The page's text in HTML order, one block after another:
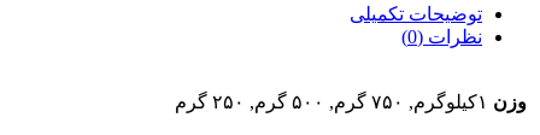
توضیحات تکمیلی
نظرات (0)
وزن ۱کیلوگرم, ۷۵۰ گرم, ۵۰۰ گرم, ۲۵۰ گرم